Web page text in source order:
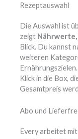
Rezeptauswahl
Die Auswahl ist
zeigt
Blick. Du kannst
weiteren
Klick in die Box,
Gesamtpreis
Abo und
Every arbeitet mit